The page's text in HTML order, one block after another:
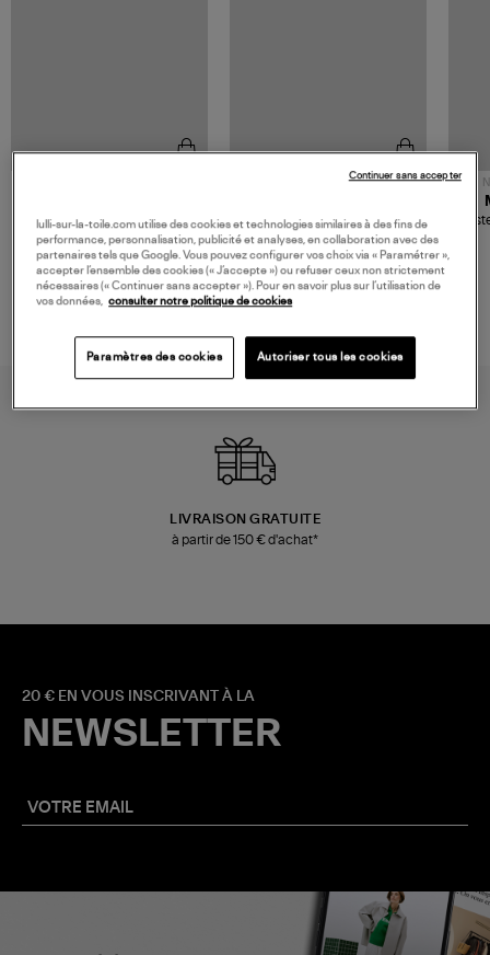
480,00 €
Sac Bobi S Cuir Lamé
Champagne
NOUVELLE COLLECTION
189,00 €
Mocassins Killian Sport
Mousse
LIVRAISON GRATUITE
à partir de 150 € d'achat*
20 € EN VOUS INSCRIVANT À LA
NEWSLETTER
lulli-sur-la-toile.com utilise des cookies et technologies similaires à des fins de
performance, personnalisation, publicité et analyses, en collaboration avec des
partenaires tels que Google. Vous pouvez configurer vos choix via « Paramétrer »,
accepter l’ensemble des cookies (« J’accepte ») ou refuser ceux non strictement
nécessaires (« Continuer sans accepter »). Pour en savoir plus sur l’utilisation de
vos données, consulter notre politique de cookies
Paramètres des cookies Autoriser tous les cookies
Continuer sans accepter